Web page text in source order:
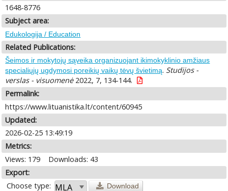
1648-8776
Subject area:
Edukologija / Education
Related Publications:
Šeimos ir mokytojų sąveika organizuojant ikimokyklinio amžiaus
specialiųjų ugdymosi poreikių vaikų tėvų švietimą. Studijos -
verslas - visuomenė2022, 7, 134-144.
Permalink:
https://www.lituanistika.lt/content/60945
Updated:
2026-02-25 13:49:19
Metrics:
Views: 179
Downloads: 43
Export:
Choose type:
Download